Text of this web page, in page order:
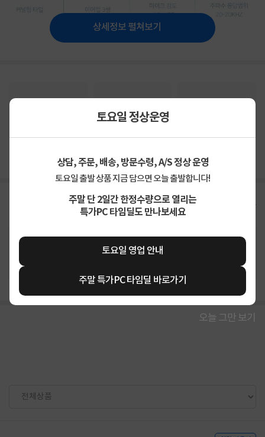
토요일 정상운영
상담, 주문, 배송, 방문수령, A/S 정상 운영
토요일 출발 상품 지금 담으면 오늘 출발합니다!
주말 단 2일간 한정수량으로 열리는
특가PC 타임딜도 만나보세요
토요일 영업 안내
주말 특가PC 타임딜 바로가기
오늘 그만 보기
상세정보 펼쳐보기
교환/반품/환불
신고 잘못된 상품정보가 있으면 알려주세요.
지금 후기쓰면 적립금 2배!
가격
합리적이에요